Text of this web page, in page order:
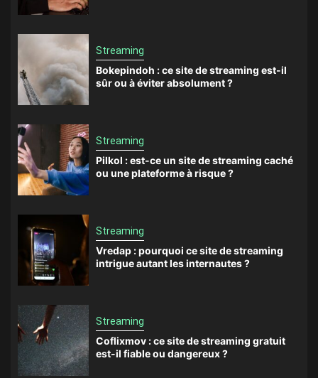
Streaming
Bokepindoh : ce site de streaming est-il
sûr ou à éviter absolument ?
Streaming
Pilkol : est-ce un site de streaming caché
ou une plateforme à risque ?
Streaming
Vredap : pourquoi ce site de streaming
intrigue autant les internautes ?
Streaming
Coflixmov : ce site de streaming gratuit
est-il fiable ou dangereux ?